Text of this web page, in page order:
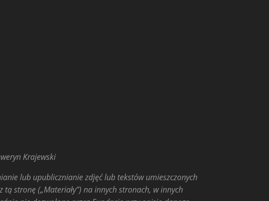
Krajewski
lub upublicznianie zdjęć lub tekstów umieszczonych
stronę („Materiały”) na innych stronach, w innych